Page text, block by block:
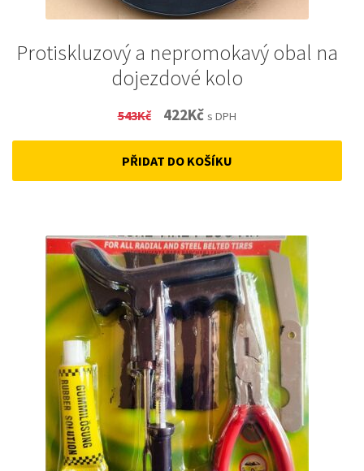
Protiskluzový a nepromokavý obal na
dojezdové kolo
543Kč
Original
price
was:
422KčCurrent
price
is:
s DPH
PŘIDAT DO KOŠÍKU